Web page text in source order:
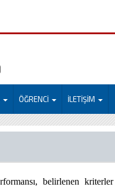
ÖĞRENCİ İLETİŞİM
belirlenen